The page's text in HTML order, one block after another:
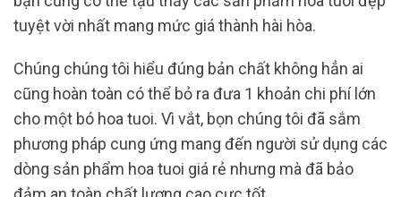
tuyệt vời nhất mang mức giá thành hài hòa.
Chúng chúng tôi hiểu đúng bản chất không hẳn ai
cũng hoàn toàn có thể bỏ ra đưa 1 khoản chi phí lớn
cho một bó hoa tuoi. Vì vắt, bọn chúng tôi đã sắm
phương pháp cung ứng mang đến người sử dụng các
dòng sản phẩm hoa tuoi giá rẻ nhưng mà đã bảo